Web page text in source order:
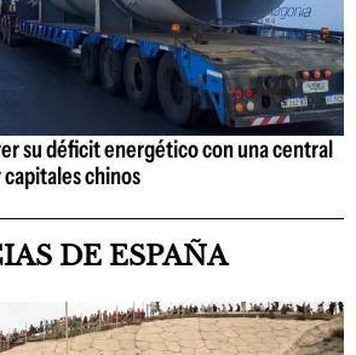
su déficit energético con una central
chinos
DE ESPAÑA